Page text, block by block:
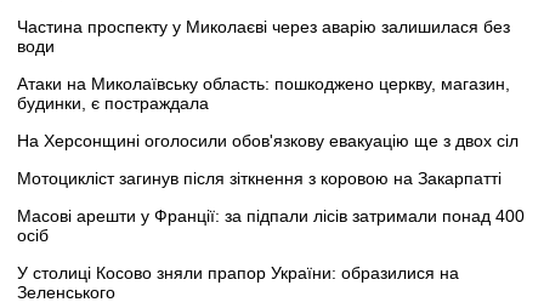
Частина проспекту у Миколаєві через аварію залишилася без
води
Атаки на Миколаївську область: пошкоджено церкву, магазин,
будинки, є постраждала
На Херсонщині оголосили обов'язкову евакуацію ще з двох сіл
Мотоцикліст загинув після зіткнення з коровою на Закарпатті
Масові арешти у Франції: за підпали лісів затримали понад 400
осіб
У столиці Косово зняли прапор України: образилися на
Зеленського